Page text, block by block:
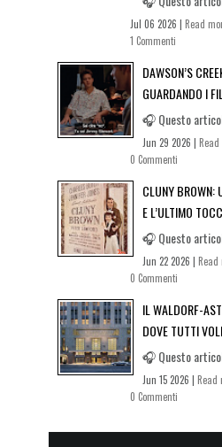
Jul 06 2026 | Read
1 Commenti
DAWSON’S
GUARDANDO I
🎧 Questo
Jun 29 2026 |
0 Commenti
CLUNY BROWN:
E L’ULTIMO
🎧 Questo
Jun 22 2026 | Read
0 Commenti
IL WALDORF-
DOVE TUTTI
🎧 Questo
Jun 15 2026 | Read
0 Commenti